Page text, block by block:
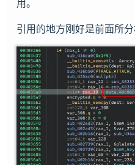
用。
引用的地方刚好是前面所